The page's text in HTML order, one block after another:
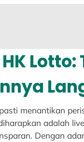
Lotto:
menantikan
adalah
Dengan